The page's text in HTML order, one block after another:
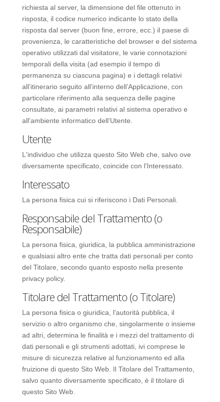
richiesta al server, la dimensione del file ottenuto in
risposta, il codice numerico indicante lo stato della
risposta dal server (buon fine, errore, ecc.) il paese di
provenienza, le caratteristiche del browser e del sistema
operativo utilizzati dal visitatore, le varie connotazioni
temporali della visita (ad esempio il tempo di
permanenza su ciascuna pagina) e i dettagli relativi
all’itinerario seguito all’interno dell’Applicazione, con
particolare riferimento alla sequenza delle pagine
consultate, ai parametri relativi al sistema operativo e
all’ambiente informatico dell’Utente.
Utente
L'individuo che utilizza questo Sito Web che, salvo ove
diversamente specificato, coincide con l'Interessato.
Interessato
La persona fisica cui si riferiscono i Dati Personali.
Responsabile del Trattamento (o
Responsabile)
La persona fisica, giuridica, la pubblica amministrazione
e qualsiasi altro ente che tratta dati personali per conto
del Titolare, secondo quanto esposto nella presente
privacy policy.
Titolare del Trattamento (o Titolare)
La persona fisica o giuridica, l'autorità pubblica, il
servizio o altro organismo che, singolarmente o insieme
ad altri, determina le finalità e i mezzi del trattamento di
dati personali e gli strumenti adottati, ivi comprese le
misure di sicurezza relative al funzionamento ed alla
fruizione di questo Sito Web. Il Titolare del Trattamento,
salvo quanto diversamente specificato, è il titolare di
questo Sito Web.